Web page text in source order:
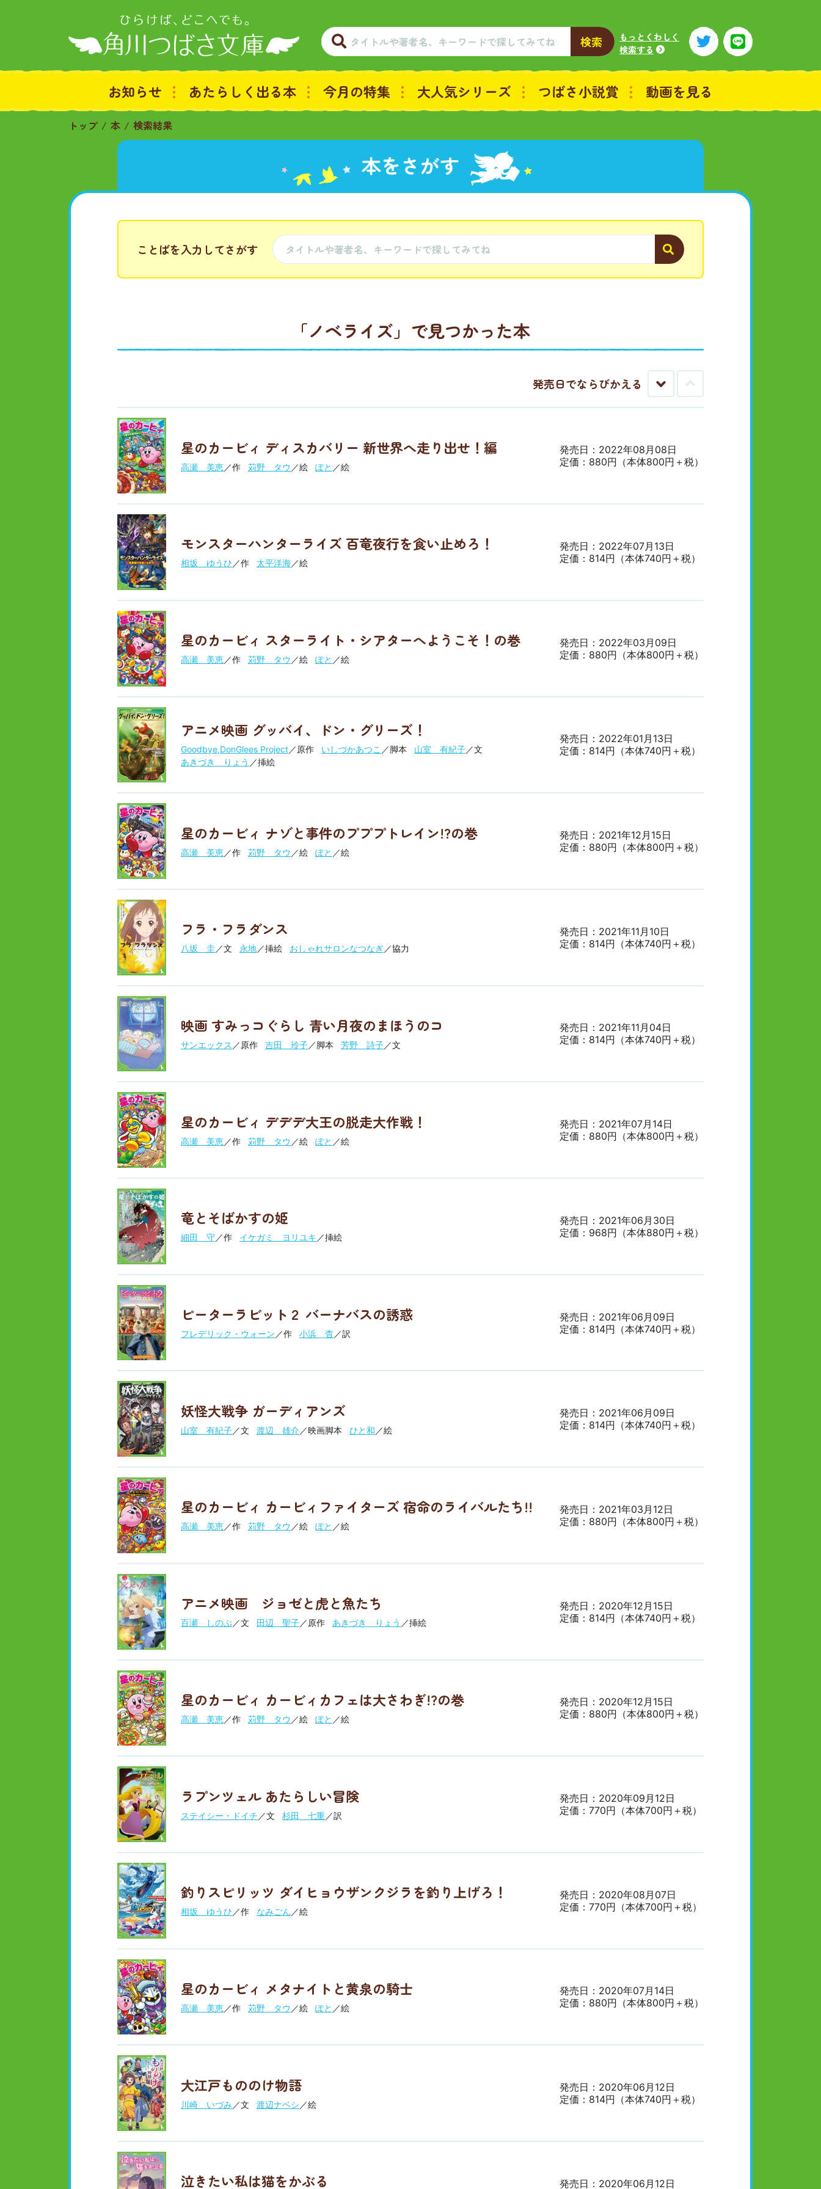
検索
もっとくわしく
検索する
お知らせ あたらしく出る本 今月の特集 大人気シリーズ つばさ小説賞 動画を見る
トップ 本 検索結果
本をさがす
ことばを入力してさがす
「ノベライズ」 で見つかった本
発売日でならびかえる
古
新
星のカービィ ディスカバリー 新世界へ走り出せ！編
高瀬 美恵／作 苅野 タウ ／絵 ぽと ／絵
発売日：2022年08月08日
定価：880円（本体800円＋税）
モンスターハンターライズ 百竜夜行を食い止めろ！
相坂 ゆうひ／作 太平洋海／絵
発売日：2022年07月13日
定価：814円（本体740円＋税）
星のカービィ スターライト・シアターへようこそ！の巻
高瀬 美恵／作 苅野 タウ ／絵 ぽと ／絵
発売日：2022年03月09日
定価：880円（本体800円＋税）
アニメ映画 グッバイ、ドン・グリーズ！
Goodbye,DonGlees Project／原作 いしづかあつこ ／脚本 山室 有紀子／文
あきづき りょう ／挿絵
発売日：2022年01月13日
定価：814円（本体740円＋税）
星のカービィ ナゾと事件のプププトレイン!?の巻
高瀬 美恵／作 苅野 タウ ／絵 ぽと ／絵
発売日：2021年12月15日
定価：880円（本体800円＋税）
フラ・フラダンス
八坂 圭 ／文 永地／挿絵 おしゃれサロンなつなぎ／協力
発売日：2021年11月10日
定価：814円（本体740円＋税）
映画 すみっコぐらし 青い月夜のまほうのコ
サンエックス ／原作 吉田 玲子／脚本 芳野 詩子／文
発売日：2021年11月04日
定価：814円（本体740円＋税）
星のカービィ デデデ大王の脱走大作戦！
高瀬 美恵／作 苅野 タウ ／絵 ぽと ／絵
発売日：2021年07月14日
定価：880円（本体800円＋税）
竜とそばかすの姫
細田 守／作 イケガミ ヨリユキ ／挿絵
発売日：2021年06月30日
定価：968円（本体880円＋税）
ピーターラビット２ バーナバスの誘惑
フレデリック・ウォーン ／作 小浜 杳 ／訳
発売日：2021年06月09日
定価：814円（本体740円＋税）
妖怪大戦争 ガーディアンズ
山室 有紀子／文 渡辺 雄介／映画脚本 ひと和 ／絵
発売日：2021年06月09日
定価：814円（本体740円＋税）
星のカービィ カービィファイターズ 宿命のライバルたち!!
高瀬 美恵／作 苅野 タウ ／絵 ぽと ／絵
発売日：2021年03月12日
定価：880円（本体800円＋税）
アニメ映画 ジョゼと虎と魚たち
百瀬 しのぶ ／文 田辺 聖子／原作 あきづき りょう ／挿絵
発売日：2020年12月15日
定価：814円（本体740円＋税）
星のカービィ カービィカフェは大さわぎ!?の巻
高瀬 美恵／作 苅野 タウ ／絵 ぽと ／絵
発売日：2020年12月15日
定価：880円（本体800円＋税）
ラプンツェル あたらしい冒険
ステイシー・ドイチ ／文 杉田 七重／訳
発売日：2020年09月12日
定価：770円（本体700円＋税）
釣りスピリッツ ダイヒョウザンクジラを釣り上げろ！
相坂 ゆうひ ／作 なみごん ／絵
発売日：2020年08月07日
定価：770円（本体700円＋税）
星のカービィ メタナイトと黄泉の騎士
高瀬 美恵／作 苅野 タウ ／絵 ぽと ／絵
発売日：2020年07月14日
定価：880円（本体800円＋税）
大江戸もののけ物語
川崎 いづみ ／文 渡辺ナベシ ／絵
発売日：2020年06月12日
定価：814円（本体740円＋税）
泣きたい私は猫をかぶる 発売日：2020年06月12日